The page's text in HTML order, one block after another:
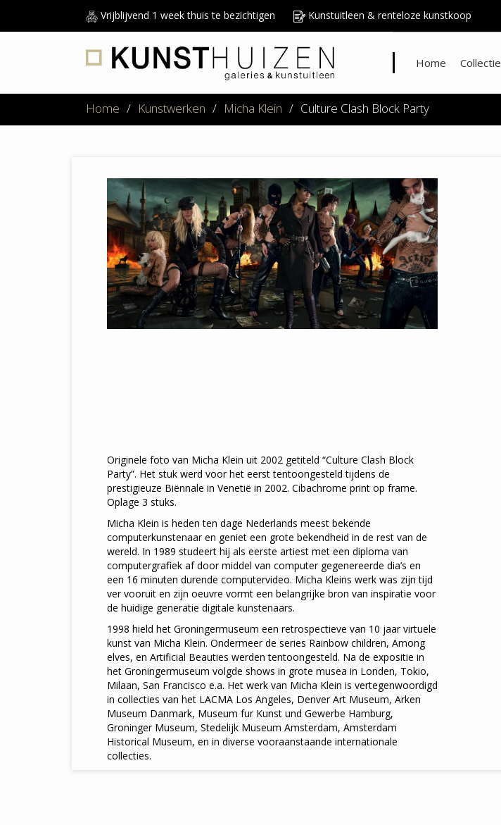
Vrijblijvend 1 week thuis te bezichtigen Kunstuitleen & renteloze kunstkoop
Home Collectie
Home / Kunstwerken / Micha Klein / Culture Clash Block Party
Originele foto van Micha Klein uit 2002 getiteld “Culture Clash Block
Party”. Het stuk werd voor het eerst tentoongesteld tijdens de
prestigieuze Biënnale in Venetië in 2002. Cibachrome print op frame.
Oplage 3 stuks.
Micha Klein is heden ten dage Nederlands meest bekende
computerkunstenaar en geniet een grote bekendheid in de rest van de
wereld. In 1989 studeert hij als eerste artiest met een diploma van
computergrafiek af door middel van computer gegenereerde dia’s en
een 16 minuten durende computervideo. Micha Kleins werk was zijn tijd
ver vooruit en zijn oeuvre vormt een belangrijke bron van inspiratie voor
de huidige generatie digitale kunstenaars.
1998 hield het Groningermuseum een retrospectieve van 10 jaar virtuele
kunst van Micha Klein. Ondermeer de series Rainbow children, Among
elves, en Artificial Beauties werden tentoongesteld. Na de expositie in
het Groningermuseum volgde shows in grote musea in Londen, Tokio,
Milaan, San Francisco e.a. Het werk van Micha Klein is vertegenwoordigd
in collecties van het LACMA Los Angeles, Denver Art Museum, Arken
Museum Danmark, Museum fur Kunst und Gewerbe Hamburg,
Groninger Museum, Stedelijk Museum Amsterdam, Amsterdam
Historical Museum, en in diverse vooraanstaande internationale
collecties.